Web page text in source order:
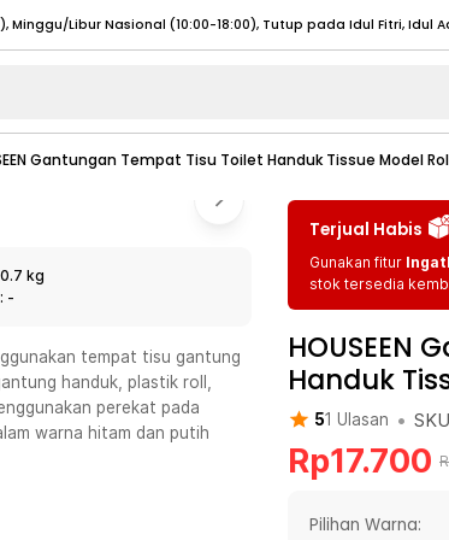
Sabtu - Minggu (08:00 - 20:00), Tutup pada Idul Fitri
- Minggu/ Libur Nasional (08:00 - 17:00) Selengkapnya
- Minggu/ Libur Nasional (08:00 - 17:00) Selengkapnya
Minggu/Libur Nasional (12:00-20:00), Tutup pada Idul Fitri
Minggu/Libur Nasional (12:00-20:00), Tutup pada Idul Fitri
Sabtu - Minggu (08:00 - 20:00), Tutup pada Idul Fitri
- Minggu/ Libur Nasional (08:00 - 17:00) Selengkapnya
Gantungan Tempat Tisu Toilet Handuk Tissue Model
0.7 kg
: -
tempat tisu gantung
handuk, plastik roll,
perekat pada
warna hitam dan putih
Terjual Habis
Gunakan fitur
stok tersedia
HOUSEEN
Handuk
51 Ulasan • SKU
Rp17.700
Pilihan Warna: